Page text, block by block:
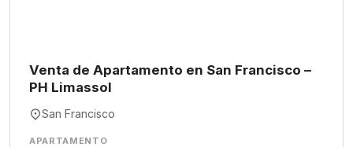
Venta de Apartamento en San Francisco –
PH Limassol
San Francisco
APARTAMENTO